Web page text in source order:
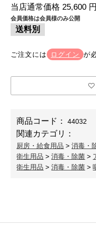
当店通常価格 25,600
会員価格は会員様のみ公開
送料別
ご注文には ログイン が
商品コード： 44032
関連カテゴリ：
厨房・給食用品 >消毒・
衛生用品 >消毒・除菌 >
衛生用品 >消毒・除菌 >